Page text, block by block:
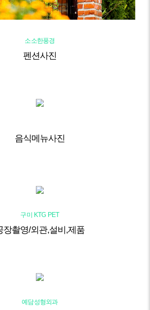
소소한풍경
펜션사진
음식메뉴사진
구미 KTG PET
장촬영/외관,설비,제품
예담성형외과